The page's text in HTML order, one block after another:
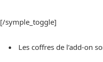
[/symple_toggle]
Les coffres de l’add-on